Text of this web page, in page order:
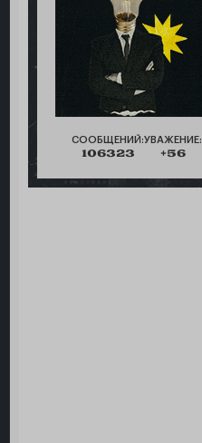
СООБЩЕНИЙ:
106323
УВАЖЕНИЕ:
+56